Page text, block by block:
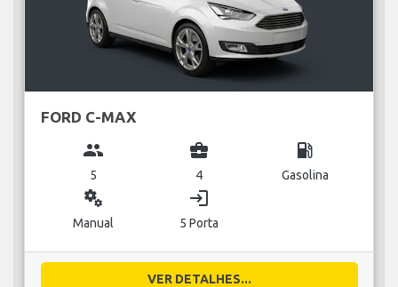
FORD C-MAX
group
5
business_center
4
local_gas_station
Gasolina
miscellaneous_services
Manual
login
5 Porta
VER DETALHES...